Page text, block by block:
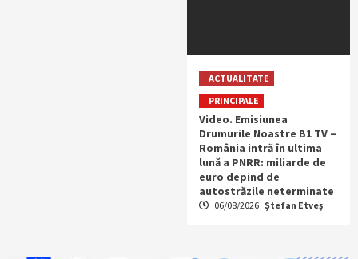
ACTUALITATE
PRINCIPALE
Video. Emisiunea
Drumurile Noastre B1 TV –
România intră în ultima
lună a PNRR: miliarde de
euro depind de
autostrăzile neterminate
06/08/2026 Ștefan Etveș